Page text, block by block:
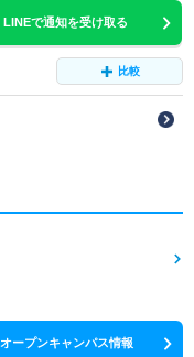
LINEで通知を受け取る
比較
オープンキャンパス情報